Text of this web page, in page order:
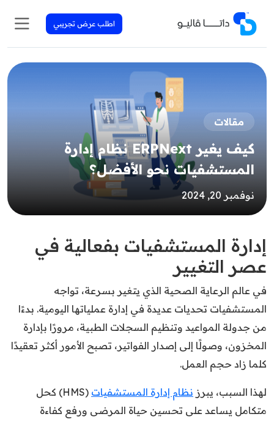
اطلب عرض تجريبي
مقالات
كيف يغير ERPNext نظام إدارة
المستشفيات نحو الأفضل؟
نوفمبر 20, 2024
إدارة المستشفيات بفعالية في
عصر التغيير
في عالم الرعاية الصحية الذي يتغير بسرعة، تواجه
المستشفيات تحديات عديدة في إدارة عملياتها اليومية. بدءًا
من جدولة المواعيد وتنظيم السجلات الطبية، مرورًا بإدارة
المخزون، وصولًا إلى إصدار الفواتير، تصبح الأمور أكثر تعقيدًا
كلما زاد حجم العمل.
لهذا السبب، يبرز نظام إدارة المستشفيات
(HMS) كحل
متكامل يساعد على تحسين حياة المرضى ورفع كفاءة